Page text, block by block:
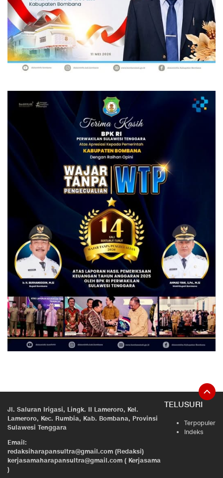
Jl. Saluran Irigasi, Lingk. II Lameroro, Kel.
Lameroro, Kec. Rumbia, Kab. Bombana, Provinsi
Sulawesi Tenggara
Email:
redaksiharapansultra@gmail.com (Redaksi)
kerjasamaharapansultra@gmail.com ( Kerjasama
)
TELUSURI
Terpopuler
Indeks